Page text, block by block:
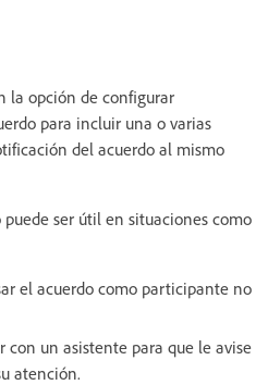
la opción de configurar
para incluir una o varias
del acuerdo al mismo
ser útil en situaciones como
el acuerdo como participante no
un asistente para que le avise
atención.